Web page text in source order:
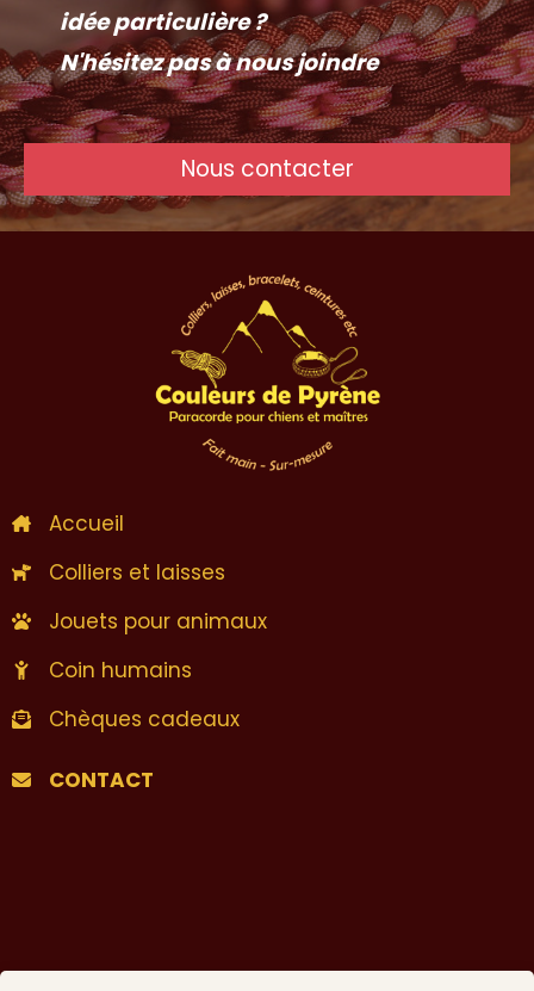
idée particulière ?
N'hésitez pas à nous joindre
Nous contacter
Accueil
Colliers et laisses
Jouets pour animaux
Coin humains
Chèques cadeaux
CONTACT